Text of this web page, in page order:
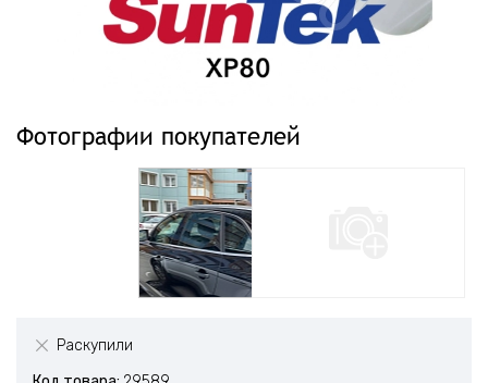
Фотографии покупателей
Раскупили